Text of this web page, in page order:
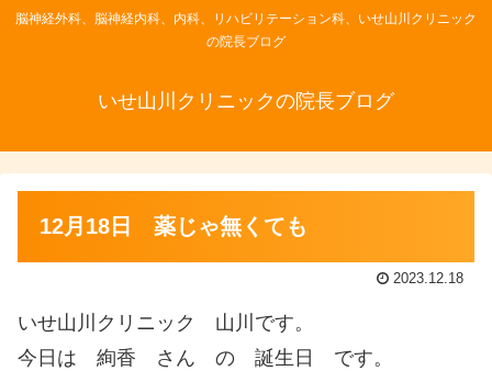
脳神経外科、脳神経内科、内科、リハビリテーション科、いせ山川クリニック
の院長ブログ
いせ山川クリニックの院長ブログ
12月18日 薬じゃ無くても
2023.12.18
いせ山川クリニック 山川です。
今日は 絢香 さん の 誕生日 です。